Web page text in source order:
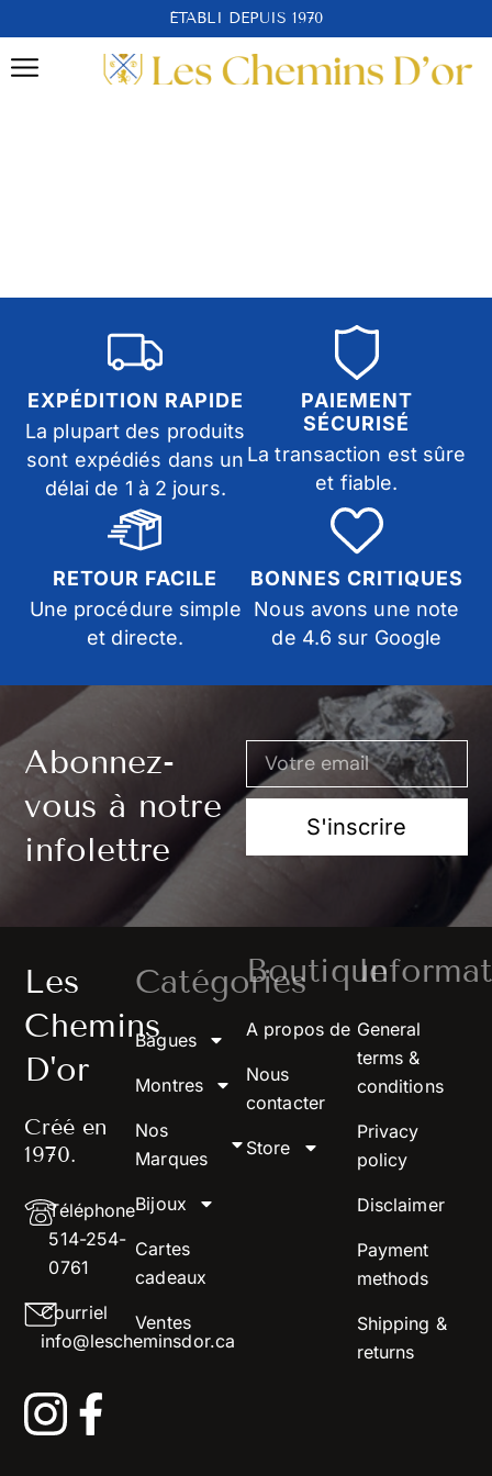
ÉTABLI DEPUIS 1970
EXPÉDITION RAPIDE
La plupart des produits
sont expédiés dans un
délai de 1 à 2 jours.
PAIEMENT
SÉCURISÉ
La transaction est sûre
et fiable.
RETOUR FACILE
Une procédure simple
et directe.
BONNES CRITIQUES
Nous avons une note
de 4.6 sur Google
Abonnez-
vous à notre
infolettre
S'inscrire
Les
Chemins
D'or
Créé en
1970.
Téléphone
514-254-
0761
Courriel
info@lescheminsdor.ca
Catégories
Bagues
Montres
Nos
Marques
Bijoux
Cartes
cadeaux
Ventes
Boutique
A propos de
Nous
contacter
Store
General
terms &
conditions
Privacy
policy
Disclaimer
Payment
methods
Shipping &
returns